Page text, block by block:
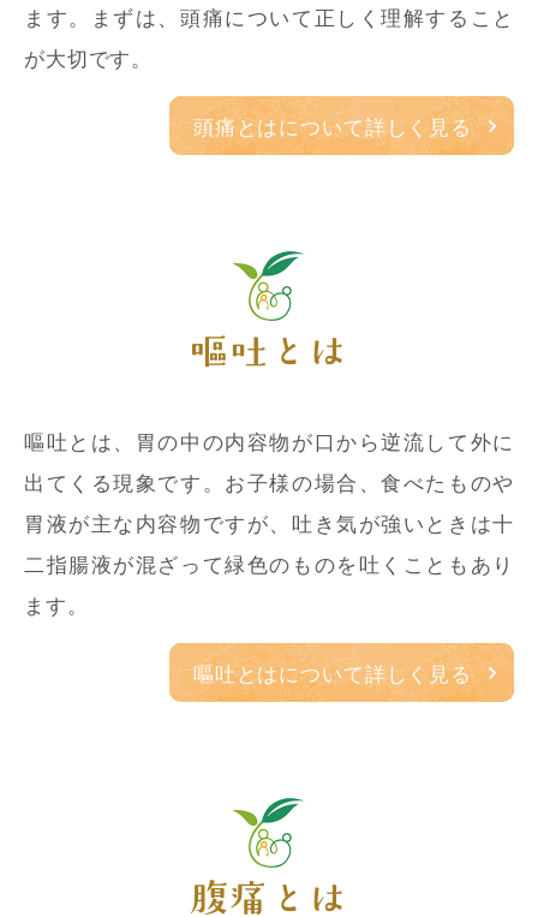
ます。まずは、頭痛について正しく理解すること
が大切です。
頭痛とはについて詳しく見る
嘔吐とは
嘔吐とは、胃の中の内容物が口から逆流して外に
出てくる現象です。お子様の場合、食べたものや
胃液が主な内容物ですが、吐き気が強いときは十
二指腸液が混ざって緑色のものを吐くこともあり
ます。
嘔吐とはについて詳しく見る
腹痛とは